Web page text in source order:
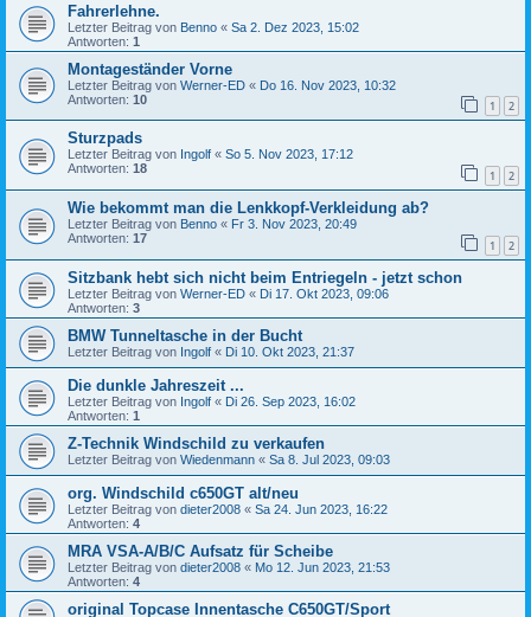
Fahrerlehne.
Letzter Beitrag von Benno « Sa 2. Dez 2023, 15:02
Antworten: 1
Montageständer Vorne
Letzter Beitrag von Werner-ED « Do 16. Nov 2023, 10:32
Antworten: 10 1 2
Sturzpads
Letzter Beitrag von Ingolf « So 5. Nov 2023, 17:12
Antworten: 18 1 2
Wie bekommt man die Lenkkopf-Verkleidung ab?
Letzter Beitrag von Benno « Fr 3. Nov 2023, 20:49
Antworten: 17 1 2
Sitzbank hebt sich nicht beim Entriegeln - jetzt schon
Letzter Beitrag von Werner-ED « Di 17. Okt 2023, 09:06
Antworten: 3
BMW Tunneltasche in der Bucht
Letzter Beitrag von Ingolf « Di 10. Okt 2023, 21:37
Die dunkle Jahreszeit ...
Letzter Beitrag von Ingolf « Di 26. Sep 2023, 16:02
Antworten: 1
Z-Technik Windschild zu verkaufen
Letzter Beitrag von Wiedenmann « Sa 8. Jul 2023, 09:03
org. Windschild c650GT alt/neu
Letzter Beitrag von dieter2008 « Sa 24. Jun 2023, 16:22
Antworten: 4
MRA VSA-A/B/C Aufsatz für Scheibe
Letzter Beitrag von dieter2008 « Mo 12. Jun 2023, 21:53
Antworten: 4
original Topcase Innentasche C650GT/Sport